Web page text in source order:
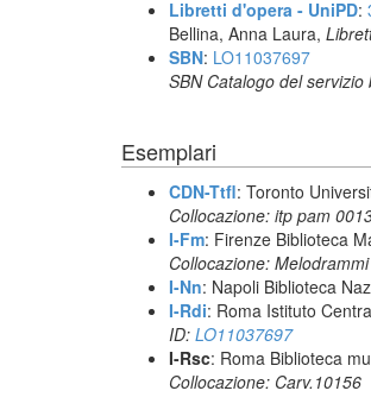
Libretti d'opera - UniPD:
Bellina, Anna Laura,
SBN: LO11037697
SBN Catalogo del
Esemplari
CDN-Ttfl: Toronto
Collocazione: itp pam
I-Fm: Firenze Biblioteca
Collocazione:
I-Nn: Napoli Biblioteca
I-Rdi: Roma Istituto
ID: LO11037697
I-Rsc: Roma Biblioteca
Collocazione: Carv.10156